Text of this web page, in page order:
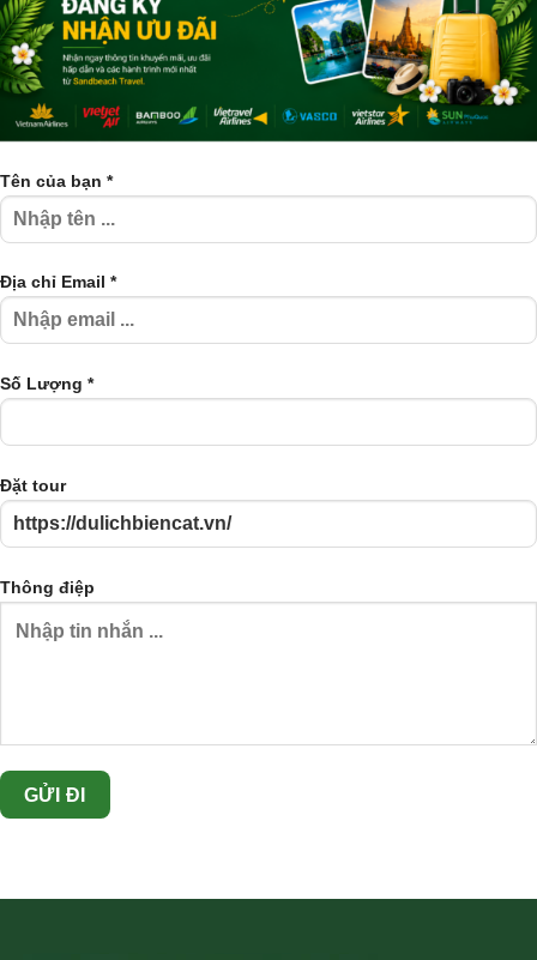
Tên của bạn *
Địa chỉ Email *
Số Lượng *
Đặt tour
Thông điệp